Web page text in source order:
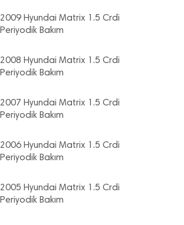
2009 Hyundai Matrix 1.5 Crdi
Periyodik Bakım
2008 Hyundai Matrix 1.5 Crdi
Periyodik Bakım
2007 Hyundai Matrix 1.5 Crdi
Periyodik Bakım
2006 Hyundai Matrix 1.5 Crdi
Periyodik Bakım
2005 Hyundai Matrix 1.5 Crdi
Periyodik Bakım